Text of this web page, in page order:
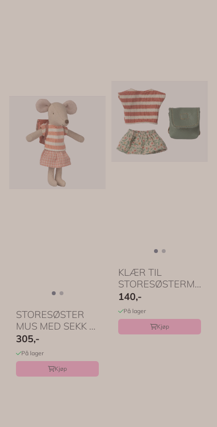
STORESØSTER
MUS MED SEKK –
Korallfarget skjørt
og ...
305,-
På lager
Kjøp
KLÆR TIL
STORESØSTERMUS
– Skjørt, genser og
grønn ...
140,-
På lager
Kjøp